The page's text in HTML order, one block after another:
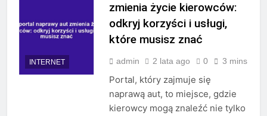
INTERNET
zmienia życie kierowców:
odkryj korzyści i usługi,
które musisz znać
admin 2 lata ago 0 3 mins
Portal, który zajmuje się
naprawą aut, to miejsce, gdzie
kierowcy mogą znaleźć nie tylko